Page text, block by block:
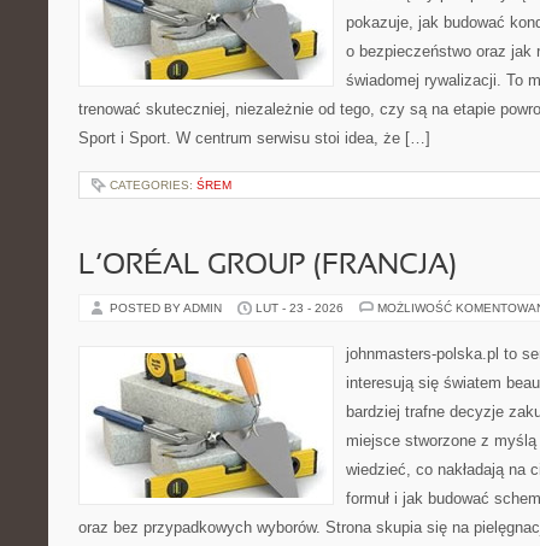
pokazuje, jak budować
o bezpieczeństwo oraz jak
świadomej rywalizacji. To
trenować skuteczniej, niezależnie od tego, czy są na etapie
Sport i Sport. W centrum serwisu stoi idea, że […]
CATEGORIES: ŚREM
L’ORÉAL GROUP (FRANCJA)
POSTED BY ADMIN LUT - 23 - 2026 MOŻLIWOŚĆ
johnmasters-polska.pl to
interesują się światem
bardziej trafne decyzje
miejsce stworzone z
wiedzieć, co nakładają na
formuł i jak budować
oraz bez przypadkowych wyborów. Strona skupia się na